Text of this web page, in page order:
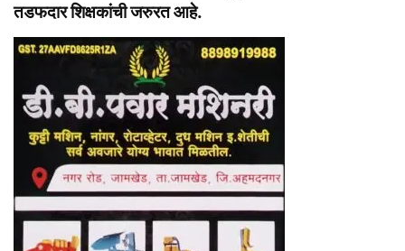
तडफदार शिक्षकांची जरुरत आहे.